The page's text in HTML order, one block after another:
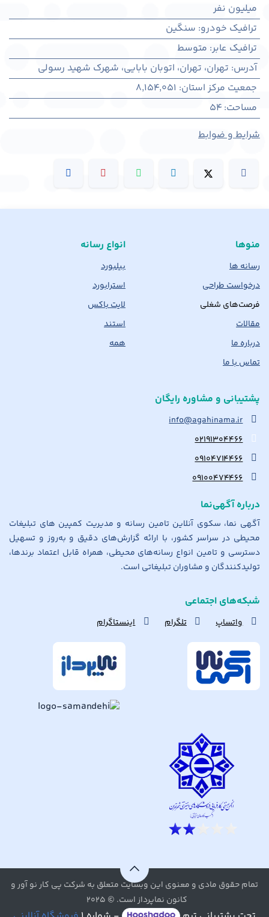
میلیون نفر
ترافیک خودرو: سنگین
ترافیک عابر: متوسط
آدرس: تهران، تهران، اتوبان بابایی، شهرک شهید رسولی
جمعیت مرکز استان:
8,154,051
مساحت:
54
شرایط و ضوابط
منوها
رسانه ها
درخواست طراحی
فرصت‌های شغلی
مقالات
درباره ما
تماس با ما
انواع رسانه
بیلبورد
استرابورد
لایت باکس
استند
همه
پشتیبانی و مشاوره رایگان
info@agahinama.ir
۰۲۱۹۱۳۰۴۴۶۶
۰۹۱۰۴۷۱۴۴۶۶
۰۹۱۰۰۴۷۴۴۶۶
درباره آگهی‌نما
آگهی نما، سکوی آنلاین تامین رسانه و مدیریت کمپین های تبلیغات
محیطی در سراسر کشور، با ارائه گزارش‌های دقیق و به‌روز و تسهیل
دسترسی و تامین انواع رسانه‌های محیطی، همراه قابل اعتماد برندها،
تولیدکنندگان و مشاوران تبلیغاتی است.
شبکه‌های اجتماعی
واتساپ تلگرام اینستاگرام
تمام حقوق مادی و معنوی این وبسایت متعلق به شرکت پی کار نو آور و
کانون نماپرداز است. © ۲۰۲۵